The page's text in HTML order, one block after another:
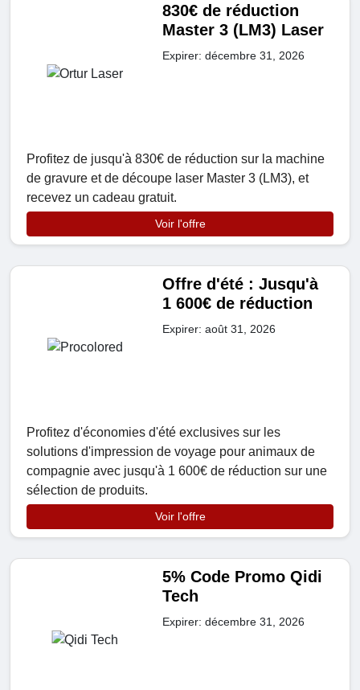
830€ de réduction
Master 3 (LM3) Laser
Expirer: décembre 31, 2026
Profitez de jusqu'à 830€ de réduction sur la machine
de gravure et de découpe laser Master 3 (LM3), et
recevez un cadeau gratuit.
Voir l'offre
Offre d'été : Jusqu'à
1 600€ de réduction
Expirer: août 31, 2026
Profitez d'économies d'été exclusives sur les
solutions d'impression de voyage pour animaux de
compagnie avec jusqu'à 1 600€ de réduction sur une
sélection de produits.
Voir l'offre
5% Code Promo Qidi
Tech
Expirer: décembre 31, 2026